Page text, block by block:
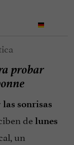
probar
las sonrisas
delunes
un